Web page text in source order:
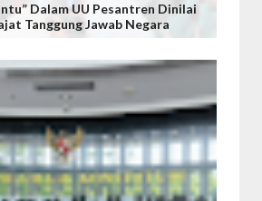
Dalam UU Pesantren Dinilai
Tanggung Jawab Negara